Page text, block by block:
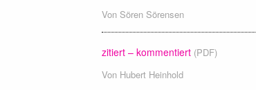
Von Sören Sörensen
zitiert – kommentiert (PDF)
Von Hubert Heinhold